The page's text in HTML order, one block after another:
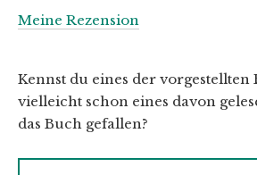
Meine Rezension
Kennst du eines der vorgestellten
vielleicht schon eines davon
das Buch gefallen?